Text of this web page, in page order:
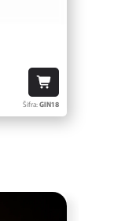
Šifra:GIN18